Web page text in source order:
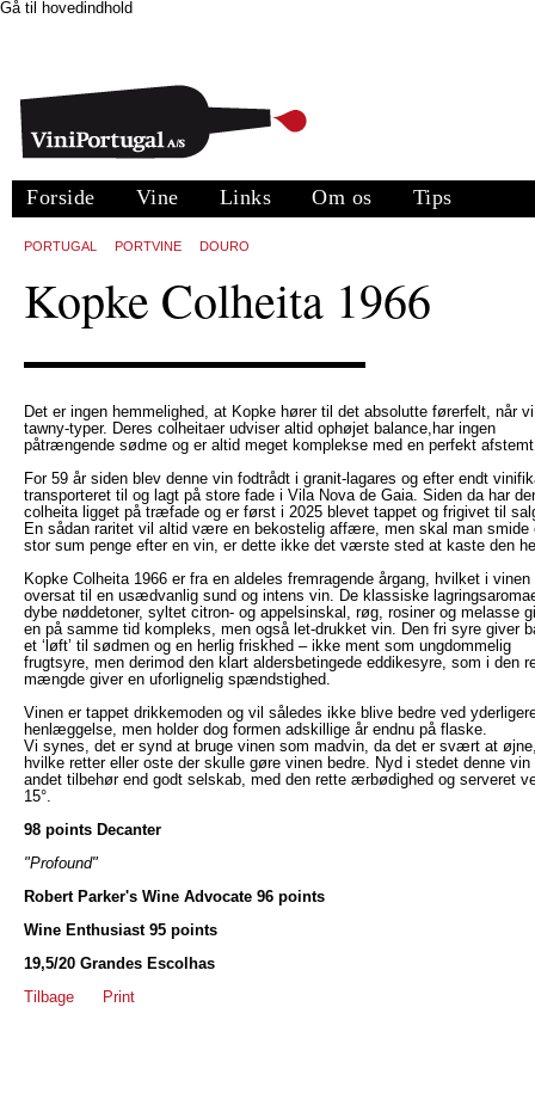
Gå til hovedindhold
Forside Vine Links Om os Tips
PORTUGAL PORTVINE DOURO
Kopke Colheita 1966
Det er ingen hemmelighed, at Kopke hører til det absolutte førerfelt, når
tawny-typer. Deres colheitaer udviser altid ophøjet balance,har ingen
påtrængende sødme og er altid meget komplekse med en perfekt
For 59 år siden blev denne vin fodtrådt i granit-lagares og efter endt
transporteret til og lagt på store fade i Vila Nova de Gaia. Siden da har
colheita ligget på træfade og er først i 2025 blevet tappet og frigivet til
En sådan raritet vil altid være en bekostelig affære, men skal man smide
stor sum penge efter en vin, er dette ikke det værste sted at kaste den
Kopke Colheita 1966 er fra en aldeles fremragende årgang, hvilket i vinen
oversat til en usædvanlig sund og intens vin. De klassiske
dybe nøddetoner, syltet citron- og appelsinskal, røg, rosiner og melasse
en på samme tid kompleks, men også let-drukket vin. Den fri syre giver
et ‘løft’ til sødmen og en herlig friskhed – ikke ment som ungdommelig
frugtsyre, men derimod den klart aldersbetingede eddikesyre, som i den
mængde giver en uforlignelig spændstighed.
Vinen er tappet drikkemoden og vil således ikke blive bedre ved
henlæggelse, men holder dog formen adskillige år endnu på flaske.
Vi synes, det er synd at bruge vinen som madvin, da det er svært at
hvilke retter eller oste der skulle gøre vinen bedre. Nyd i stedet denne vin
andet tilbehør end godt selskab, med den rette ærbødighed og serveret
15°.
98 points Decanter
"Profound"
Robert Parker's Wine Advocate 96 points
Wine Enthusiast 95 points
19,5/20 Grandes Escolhas
Tilbage
Print